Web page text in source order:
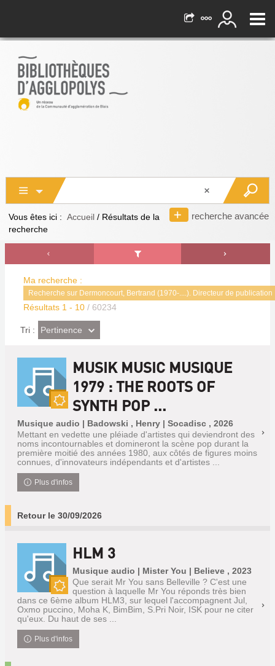
recherche avancée
Vous êtes ici : Accueil / Résultats de la
recherche
Ma recherche :
Recherche sur Dermoncourt, Bertrand (1970-....). Directeur de publication
Résultats 1 - 10 / 60234
Tri : (Effet
imédiat)
Pertinence
MUSIK MUSIC MUSIQUE
1979 : THE ROOTS OF
SYNTH POP ...
Musique audio | Badowski , Henry | Socadisc , 2026
Mettant en vedette une pléiade d'artistes qui deviendront des
noms incontournables et domineront la scène pop durant la
première moitié des années 1980, aux côtés de figures moins
connues, d'innovateurs indépendants et d'artistes ...
Plus d'infos
Retour le 30/09/2026
Nouveauté
HLM 3
Musique audio | Mister You | Believe , 2023
Que serait Mr You sans Belleville ? C'est une
question à laquelle Mr You réponds très bien
dans ce 6ème album HLM3, sur lequel l'accompagnent Jul,
Oxmo puccino, Moha K, BimBim, S.Pri Noir, ISK pour ne citer
qu'eux. Du haut de ses ...
Plus d'infos